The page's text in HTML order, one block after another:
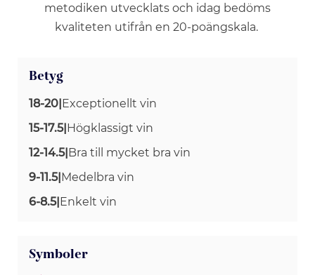
metodiken utvecklats och idag bedöms
kvaliteten utifrån en 20-poängskala.
Betyg
18-20|Exceptionellt vin
15-17.5|Högklassigt vin
12-14.5|Bra till mycket bra vin
9-11.5|Medelbra vin
6-8.5|Enkelt vin
Symboler